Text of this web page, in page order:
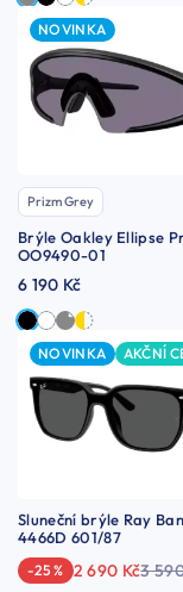
NOVINKA
Prizm Grey
Brýle Oakley Ellipse
OO9490-01
6 190 Kč
NOVINKA AKČNÍ
Sluneční brýle Ray
4466D 601/87
-25 % 2 690 Kč3